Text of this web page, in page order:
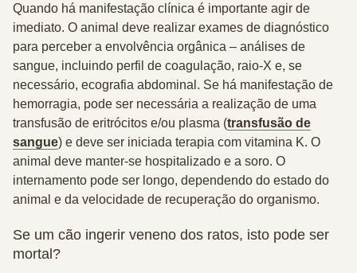
Quando há manifestação clínica é importante agir de
imediato. O animal deve realizar exames de diagnóstico
para perceber a envolvência orgânica – análises de
sangue, incluindo perfil de coagulação, raio-X e, se
necessário, ecografia abdominal. Se há manifestação de
hemorragia, pode ser necessária a realização de uma
transfusão de eritrócitos e/ou plasma (transfusão de
sangue) e deve ser iniciada terapia com vitamina K. O
animal deve manter-se hospitalizado e a soro. O
internamento pode ser longo, dependendo do estado do
animal e da velocidade de recuperação do organismo.
Se um cão ingerir veneno dos ratos, isto pode ser
mortal?